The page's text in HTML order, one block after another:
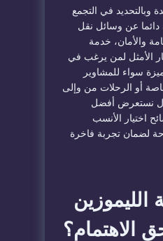
وبالتحديد في التجمع
عن وسائل نقل
والأمان، خدمة
الأمثل لمن يرغب في
سواء للمشاوير
أو الرحلات من وإلى
نستعرض أفضل
اختيار الأنسب
لضمان تجربة فاخرة
الاهتمام؟